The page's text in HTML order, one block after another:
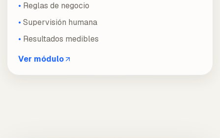
Reglas de negocio
Supervisión humana
Resultados medibles
Ver módulo